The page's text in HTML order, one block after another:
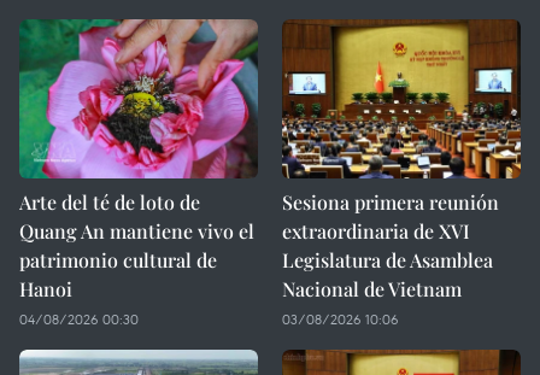
Arte del té de loto de
Quang An mantiene vivo el
patrimonio cultural de
Hanoi
04/08/2026 00:30
Sesiona primera reunión
extraordinaria de XVI
Legislatura de Asamblea
Nacional de Vietnam
03/08/2026 10:06